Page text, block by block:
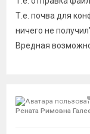
Т.е. почва для
ничего не
Вредная
Рената Римовна